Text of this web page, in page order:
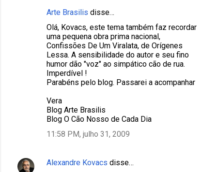
Arte Brasilis disse…
Olá, Kovacs, este tema também faz recordar
uma pequena obra prima nacional,
Confissões De Um Viralata, de Orígenes
Lessa. A sensibilidade do autor e seu fino
humor dão "voz" ao simpático cão de rua.
Imperdível !
Parabéns pelo blog. Passarei a acompanhar
Vera
Blog Arte Brasilis
Blog O Cão Nosso de Cada Dia
11:58 PM, julho 31, 2009
Alexandre Kovacs disse…